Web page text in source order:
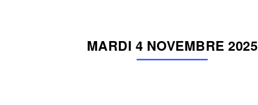
MARDI 4 NOVEMBRE 2025